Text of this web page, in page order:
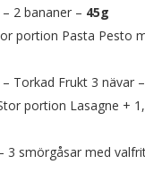
2 bananer – 45g
portion Pasta Pesto
Torkad Frukt 3 nävar –
portion Lasagne +
3 smörgåsar med